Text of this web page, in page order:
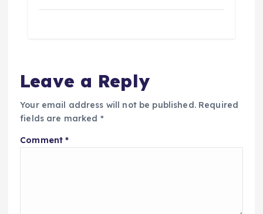
Leave a Reply
Your email address will not be published. Required
fields are marked *
Comment*